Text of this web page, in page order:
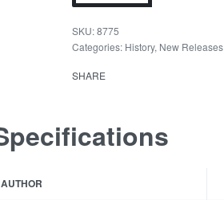
8775
Categories: History, New Releases
SHARE
AUTHOR